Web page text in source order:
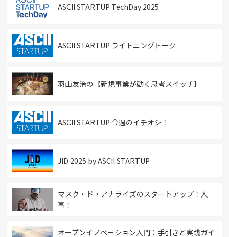
ASCII STARTUP TechDay 2025
ASCII STARTUP ライトニングトーク
羽山友治の【新規事業が動く思考スイッチ】
ASCII STARTUP 今週のイチオシ！
JID 2025 by ASCII STARTUP
マスク・ド・アナライズのスタートアップ！人
事！
オープンイノベーション入門：手引きと実践ガイ